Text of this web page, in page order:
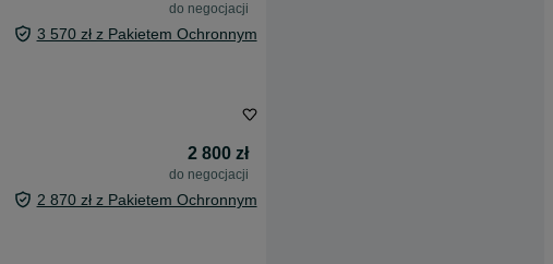
do negocjacji
3 570 zł z Pakietem Ochronnym
2 800 zł
do negocjacji
2 870 zł z Pakietem Ochronnym